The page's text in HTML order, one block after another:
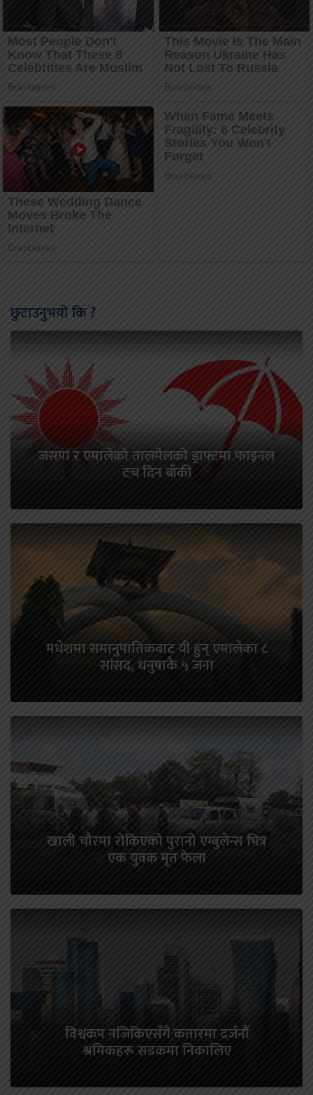
छुटाउनुभयो कि ?
जसपा र एमालेको तालमेलको ड्राफ्टमा फाइनल
टच दिन बाँकी
मधेशमा समानुपातिकबाट यी हुन् एमालेका ८
सांसद, धनुषाकै ५ जना
खाली चौरमा रोकिएको पुरानो एम्बुलेन्स भित्र
एक युवक मृत फेला
विश्वकप नजिकिएसँगै कतारमा दर्जनौं
श्रमिकहरू सडकमा निकालिए